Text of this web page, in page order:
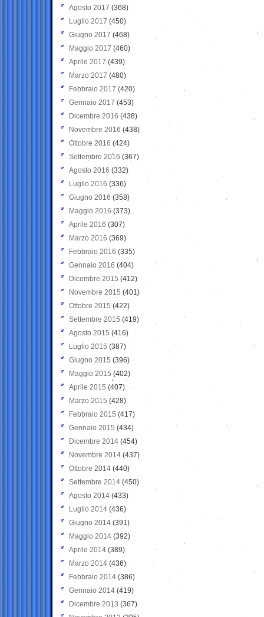
Agosto 2017 (368)
Luglio 2017 (450)
Giugno 2017 (468)
Maggio 2017 (460)
Aprile 2017 (439)
Marzo 2017 (480)
Febbraio 2017 (420)
Gennaio 2017 (453)
Dicembre 2016 (438)
Novembre 2016 (438)
Ottobre 2016 (424)
Settembre 2016 (367)
Agosto 2016 (332)
Luglio 2016 (336)
Giugno 2016 (358)
Maggio 2016 (373)
Aprile 2016 (307)
Marzo 2016 (369)
Febbraio 2016 (335)
Gennaio 2016 (404)
Dicembre 2015 (412)
Novembre 2015 (401)
Ottobre 2015 (422)
Settembre 2015 (419)
Agosto 2015 (416)
Luglio 2015 (387)
Giugno 2015 (396)
Maggio 2015 (402)
Aprile 2015 (407)
Marzo 2015 (428)
Febbraio 2015 (417)
Gennaio 2015 (434)
Dicembre 2014 (454)
Novembre 2014 (437)
Ottobre 2014 (440)
Settembre 2014 (450)
Agosto 2014 (433)
Luglio 2014 (436)
Giugno 2014 (391)
Maggio 2014 (392)
Aprile 2014 (389)
Marzo 2014 (436)
Febbraio 2014 (386)
Gennaio 2014 (419)
Dicembre 2013 (367)